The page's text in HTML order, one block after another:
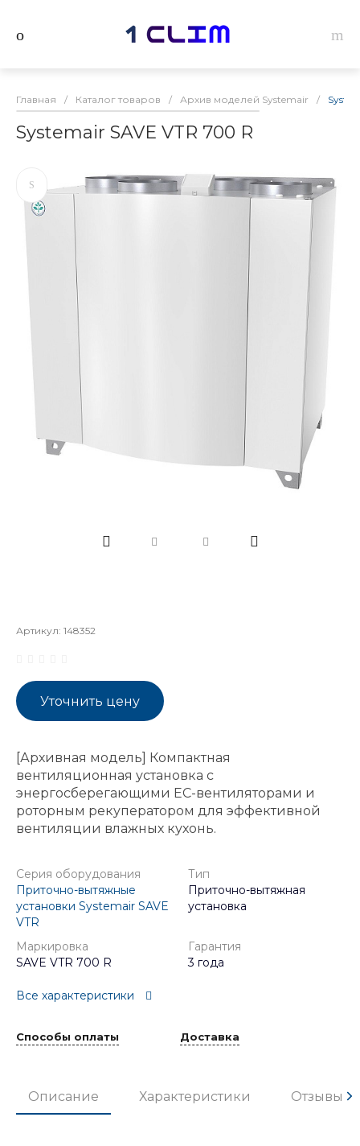
Главная / Каталог товаров / Архив моделей Systemair /
Systemair SAVE VTR 700 R
Артикул: 148352
Уточнить цену
[Архивная модель] Компактная
вентиляционная установка с
энергосберегающими ЕС-вентиляторами и
роторным рекуператором для эффективной
вентиляции влажных кухонь.
Серия оборудования
Приточно-вытяжные
установки Systemair SAVE
VTR
Тип
Приточно-вытяжная
установка
Маркировка
SAVE VTR 700 R
Гарантия
3 года
Все характеристики
Способы оплаты Доставка
Описание Характеристики Отзывы